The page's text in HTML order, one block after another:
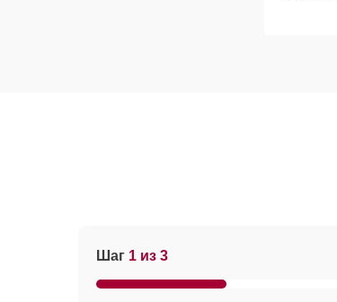
Шаг 1 из 3